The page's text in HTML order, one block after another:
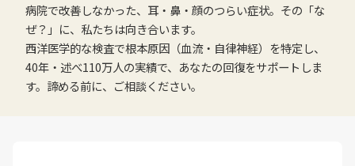
病院で改善しなかった、耳・鼻・顔のつらい症状。その「な
ぜ？」に、私たちは向き合います。
西洋医学的な検査で根本原因（血流・自律神経）を特定し、
40年・述べ110万人の実績で、あなたの回復をサポートしま
す。諦める前に、ご相談ください。